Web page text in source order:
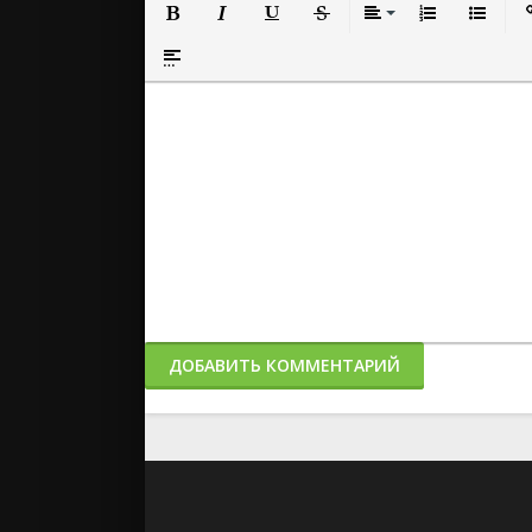
Вставка спойлера
ДОБАВИТЬ КОММЕНТАРИЙ